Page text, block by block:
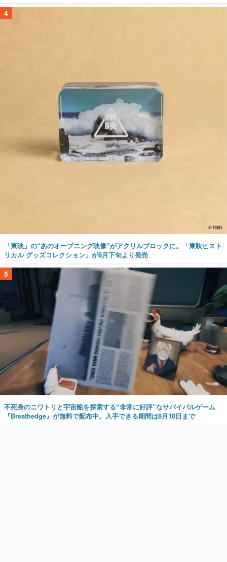
4
「東映」の“あのオープニング映像”がアクリルブロックに。「東映ヒスト
リカル グッズコレクション」が8月下旬より発売
5
不死身のニワトリと宇宙船を探索する“非常に好評”なサバイバルゲーム
『Breathedge』が無料で配布中。入手できる期間は8月10日まで